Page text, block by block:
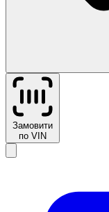
Замовити
по VIN